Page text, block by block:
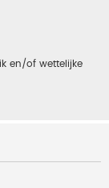
en/of wettelijke